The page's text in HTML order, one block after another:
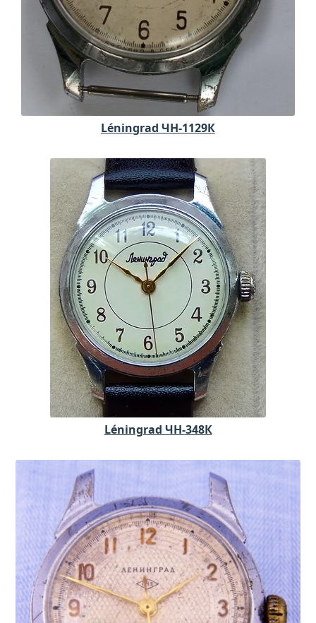
Léningrad ЧН-1129К
Léningrad ЧН-348К